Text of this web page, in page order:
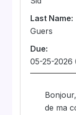
Last Name:
Guers
Due:
05-25-2026
de ma